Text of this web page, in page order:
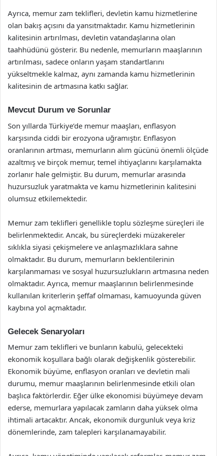
Ayrıca, memur zam teklifleri, devletin kamu hizmetlerine
olan bakış açısını da yansıtmaktadır. Kamu hizmetlerinin
kalitesinin artırılması, devletin vatandaşlarına olan
taahhüdünü gösterir. Bu nedenle, memurların maaşlarının
artırılması, sadece onların yaşam standartlarını
yükseltmekle kalmaz, aynı zamanda kamu hizmetlerinin
kalitesinin de artmasına katkı sağlar.
Mevcut Durum ve Sorunlar
Son yıllarda Türkiye’de memur maaşları, enflasyon
karşısında ciddi bir erozyona uğramıştır. Enflasyon
oranlarının artması, memurların alım gücünü önemli ölçüde
azaltmış ve birçok memur, temel ihtiyaçlarını karşılamakta
zorlanır hale gelmiştir. Bu durum, memurlar arasında
huzursuzluk yaratmakta ve kamu hizmetlerinin kalitesini
olumsuz etkilemektedir.
Memur zam teklifleri genellikle toplu sözleşme süreçleri ile
belirlenmektedir. Ancak, bu süreçlerdeki müzakereler
sıklıkla siyasi çekişmelere ve anlaşmazlıklara sahne
olmaktadır. Bu durum, memurların beklentilerinin
karşılanmaması ve sosyal huzursuzlukların artmasına neden
olmaktadır. Ayrıca, memur maaşlarının belirlenmesinde
kullanılan kriterlerin şeffaf olmaması, kamuoyunda güven
kaybına yol açmaktadır.
Gelecek Senaryoları
Memur zam teklifleri ve bunların kabulü, gelecekteki
ekonomik koşullara bağlı olarak değişkenlik gösterebilir.
Ekonomik büyüme, enflasyon oranları ve devletin mali
durumu, memur maaşlarının belirlenmesinde etkili olan
başlıca faktörlerdir. Eğer ülke ekonomisi büyümeye devam
ederse, memurlara yapılacak zamların daha yüksek olma
ihtimali artacaktır. Ancak, ekonomik durgunluk veya kriz
dönemlerinde, zam talepleri karşılanamayabilir.